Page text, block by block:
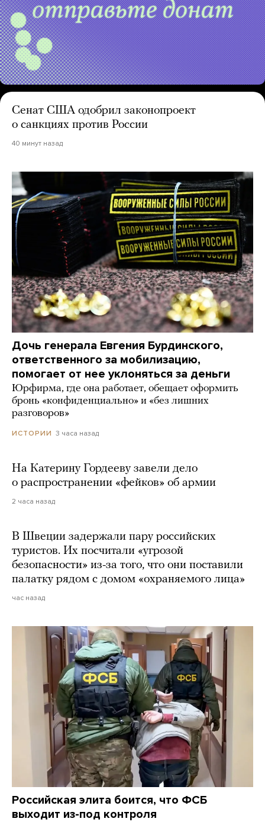
Сенат США одобрил законопроект
о санкциях против России
40 минут назад
Дочь генерала Евгения Бурдинского,
ответственного за мобилизацию,
помогает от нее уклоняться за деньги
Юрфирма, где она работает, обещает оформить
бронь «конфиденциально» и «без лишних
разговоров»
ИСТОРИИ 3 часа назад
На Катерину Гордееву завели дело
о распространении «фейков» об армии
2 часа назад
В Швеции задержали пару российских
туристов. Их посчитали «угрозой
безопасности» из-за того, что они поставили
палатку рядом с домом «охраняемого лица»
час назад
Российская элита боится, что ФСБ
выходит из-под контроля